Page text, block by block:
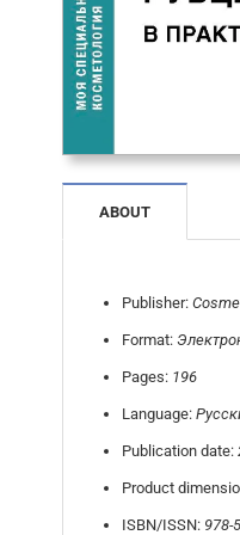
ABOUT
Publisher:
Format:
Pages: 196
Language:
Publication date:
Product
ISBN/ISSN: 978-